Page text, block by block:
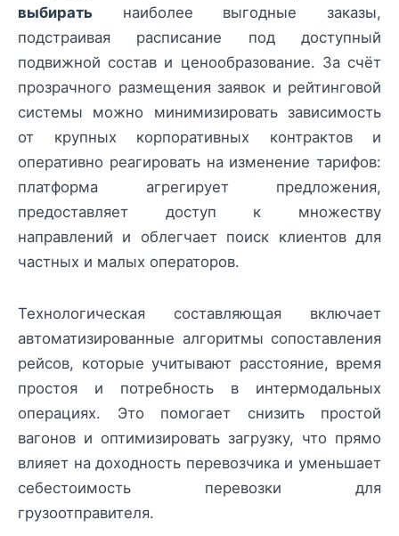
выбирать наиболее выгодные заказы,
подстраивая расписание под доступный
подвижной состав и ценообразование. За счёт
прозрачного размещения заявок и рейтинговой
системы можно минимизировать зависимость
от крупных корпоративных контрактов и
оперативно реагировать на изменение тарифов:
платформа агрегирует предложения,
предоставляет доступ к множеству
направлений и облегчает поиск клиентов для
частных и малых операторов.
Технологическая составляющая включает
автоматизированные алгоритмы сопоставления
рейсов, которые учитывают расстояние, время
простоя и потребность в интермодальных
операциях. Это помогает снизить простой
вагонов и оптимизировать загрузку, что прямо
влияет на доходность перевозчика и уменьшает
себестоимость перевозки для
грузоотправителя.